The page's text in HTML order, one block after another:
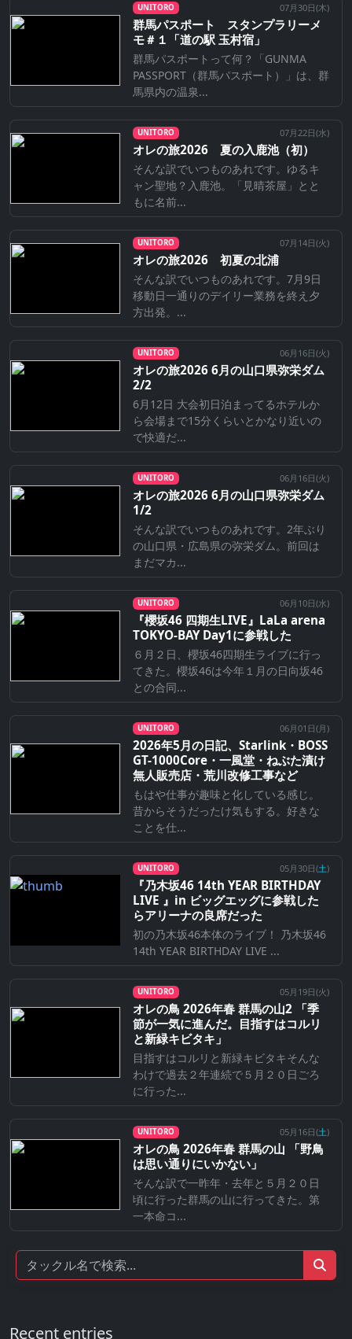
UNITORO 07月30日(木)
群馬パスポート スタンプラリーメ
モ＃１「道の駅 玉村宿」
群馬パスポートって何？「GUNMA
PASSPORT（群馬パスポート）」は、群
馬県内の温泉...
UNITORO 07月22日(水)
オレの旅2026 夏の入鹿池（初）
そんな訳でいつものあれです。ゆるキ
ャン聖地？入鹿池。「見晴茶屋」とと
もに名前...
UNITORO 07月14日(火)
オレの旅2026 初夏の北浦
そんな訳でいつものあれです。7月9日
移動日一通りのデイリー業務を終え夕
方出発。...
UNITORO 06月16日(火)
オレの旅2026 6月の山口県弥栄ダム
2/2
6月12日 大会初日泊まってるホテルか
ら会場まで15分くらいとかなり近いの
で快適だ...
UNITORO 06月16日(火)
オレの旅2026 6月の山口県弥栄ダム
1/2
そんな訳でいつものあれです。2年ぶり
の山口県・広島県の弥栄ダム。前回は
まだマカ...
UNITORO 06月10日(水)
『櫻坂46 四期生LIVE』LaLa arena
TOKYO-BAY Day1に参戦した
６月２日、櫻坂46四期生ライブに行っ
てきた。櫻坂46は今年１月の日向坂46
との合同...
UNITORO 06月01日(月)
2026年5月の日記、Starlink・BOSS
GT-1000Core・一風堂・ねぶた漬け
無人販売店・荒川改修工事など
もはや仕事が趣味と化している感じ。
昔からそうだったけ気もする。好きな
ことを仕...
UNITORO 05月30日(土)
『乃⽊坂46 14th YEAR BIRTHDAY
LIVE 』in ビッグエッグに参戦した
らアリーナの良席だった
初の乃木坂46本体のライブ！ 乃木坂46
14th YEAR BIRTHDAY LIVE ...
UNITORO 05月19日(火)
オレの鳥 2026年春 群馬の山2 「季
節が一気に進んだ。目指すはコルリ
と新緑キビタキ」
目指すはコルリと新緑キビタキそんな
わけで過去２年連続で５月２０日ごろ
に行った...
UNITORO 05月16日(土)
オレの鳥 2026年春 群馬の山 「野鳥
は思い通りにいかない」
そんな訳で一昨年・去年と５月２０日
頃に行った群馬の山に行ってきた。第
一本命コ...
Recent entries